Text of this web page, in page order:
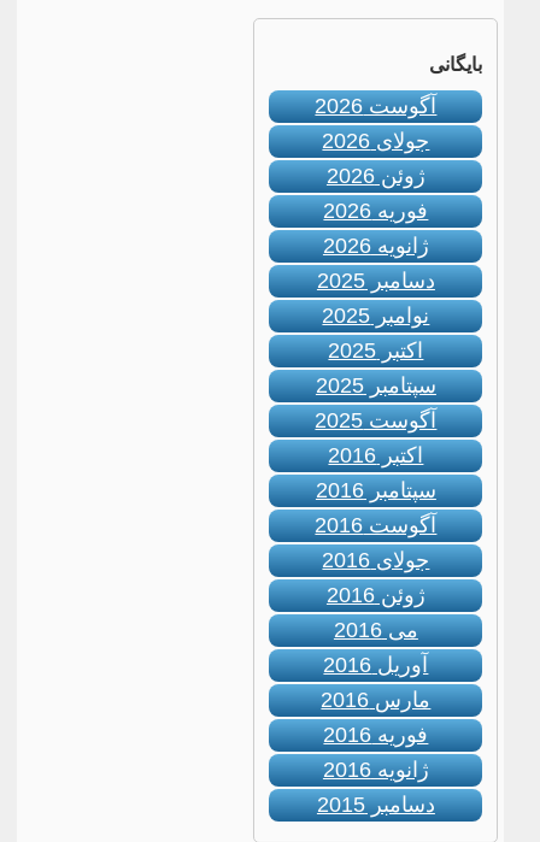
بایگانی
آگوست 2026
جولای 2026
ژوئن 2026
فوریه 2026
ژانویه 2026
دسامبر 2025
نوامبر 2025
اکتبر 2025
سپتامبر 2025
آگوست 2025
اکتبر 2016
سپتامبر 2016
آگوست 2016
جولای 2016
ژوئن 2016
می 2016
آوریل 2016
مارس 2016
فوریه 2016
ژانویه 2016
دسامبر 2015